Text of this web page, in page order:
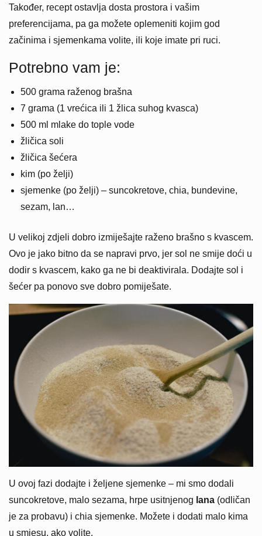
Također, recept ostavlja dosta prostora i vašim
preferencijama, pa ga možete oplemeniti kojim god
začinima i sjemenkama volite, ili koje imate pri ruci.
Potrebno vam je:
500 grama raženog brašna
7 grama (1 vrećica ili 1 žlica suhog kvasca)
500 ml mlake do tople vode
žličica soli
žličica šećera
kim (po želji)
sjemenke (po želji) – suncokretove, chia, bundevine,
sezam, lan…
U velikoj zdjeli dobro izmiješajte raženo brašno s kvascem.
Ovo je jako bitno da se napravi prvo, jer sol ne smije doći u
dodir s kvascem, kako ga ne bi deaktivirala. Dodajte sol i
šećer pa ponovo sve dobro pomiješate.
U ovoj fazi dodajte i željene sjemenke – mi smo dodali
suncokretove, malo sezama, hrpe usitnjenog lana (odličan
je za probavu) i chia sjemenke. Možete i dodati malo kima
u smjesu, ako volite.